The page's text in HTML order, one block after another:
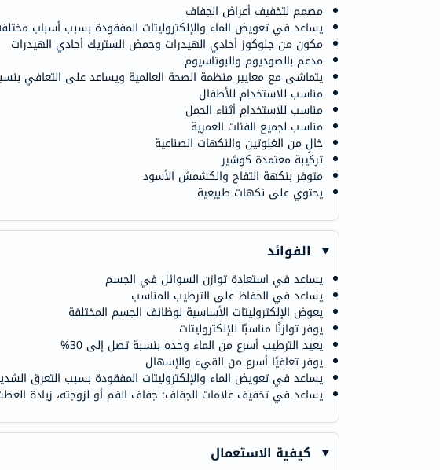
مصمم لتخفيف أعراض الجفاف
يساعد في تعويض الماء والإلكتروليتات المفقودة بسبب أسباب
مكون من جلوكوز أحادي الهيدرات وحمض الستريك أحادي الهيدرات
مدعم بالصوديوم والبوتاسيوم
يتماشى مع معايير منظمة الصحة العالمية ويساعد على التعافي بنسبة تصل
مناسب للاستخدام للأطفال
مناسب للاستخدام أثناء الحمل
مناسب لجميع الفئات العمرية
خالٍ من الغلوتين والنكهات الصناعية
تركيبة معتمدة كوشير
متوفر بنكهة التفاح والكشمش الأسود
يحتوي على نكهات طبيعية
الفوائد
يساعد في استعادة توازن السوائل في الجسم
يساعد في الحفاظ على الترطيب المناسب
يعوض الإلكتروليتات الأساسية لوظائف الجسم المختلفة
يوفر توازنًا مناسبًا للإلكتروليتات
يعيد الترطيب أسرع من الماء وحده بنسبة تصل إلى 30%
يوفر تعافيًا أسرع من القيء والإسهال
يساعد في تعويض الماء والإلكتروليتات المفقودة بسبب التعرق
يساعد في تخفيف علامات الجفاف: جفاف الفم أو لزوجته، زيادة
كيفية الاستعمال